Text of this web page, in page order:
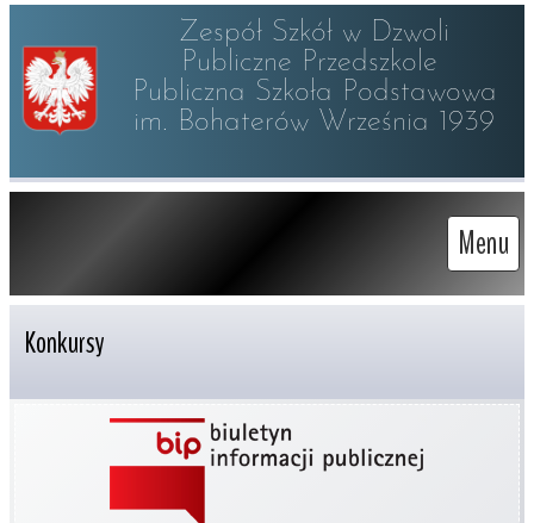
Zespół Szkół w Dzwoli
Publiczne Przedszkole
Publiczna Szkoła Podstawowa
im. Bohaterów Września 1939
Menu
Konkursy